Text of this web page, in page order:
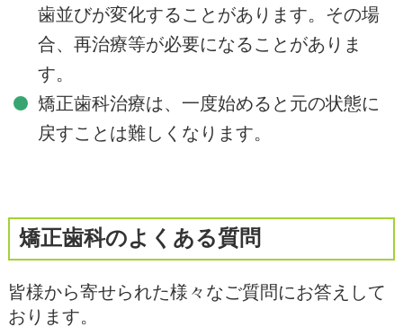
歯並びが変化することがあります。その場
合、再治療等が必要になることがありま
す。
矯正歯科治療は、一度始めると元の状態に
戻すことは難しくなります。
矯正歯科のよくある質問
皆様から寄せられた様々なご質問にお答えして
おります。